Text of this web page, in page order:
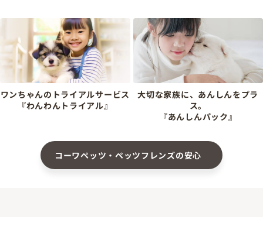
ワンちゃんのトライアルサービス
『わんわんトライアル』
大切な家族に、あんしんをプラ
ス。
『あんしんパック』
コーワペッツ・ペッツフレンズの安心